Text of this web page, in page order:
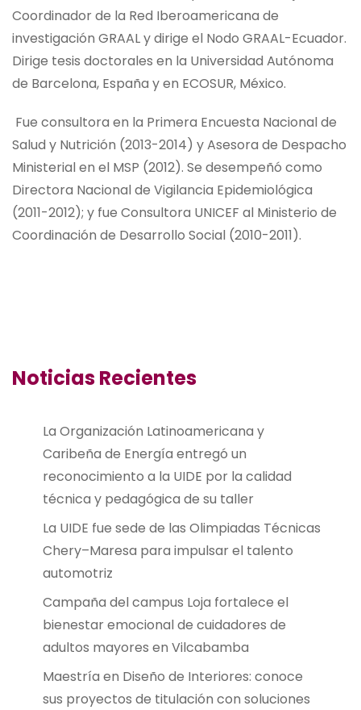
Coordinador de la Red Iberoamericana de
investigación GRAAL y dirige el Nodo GRAAL-Ecuador.
Dirige tesis doctorales en la Universidad Autónoma
de Barcelona, España y en ECOSUR, México.
Fue consultora en la Primera Encuesta Nacional de
Salud y Nutrición (2013-2014) y Asesora de Despacho
Ministerial en el MSP (2012). Se desempeñó como
Directora Nacional de Vigilancia Epidemiológica
(2011-2012); y fue Consultora UNICEF al Ministerio de
Coordinación de Desarrollo Social (2010-2011).
Noticias Recientes
La Organización Latinoamericana y
Caribeña de Energía entregó un
reconocimiento a la UIDE por la calidad
técnica y pedagógica de su taller
La UIDE fue sede de las Olimpiadas Técnicas
Chery–Maresa para impulsar el talento
automotriz
Campaña del campus Loja fortalece el
bienestar emocional de cuidadores de
adultos mayores en Vilcabamba
Maestría en Diseño de Interiores: conoce
sus proyectos de titulación con soluciones